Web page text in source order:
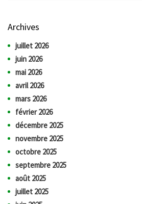
Archives
juillet 2026
juin 2026
mai 2026
avril 2026
mars 2026
février 2026
décembre 2025
novembre 2025
octobre 2025
septembre 2025
août 2025
juillet 2025